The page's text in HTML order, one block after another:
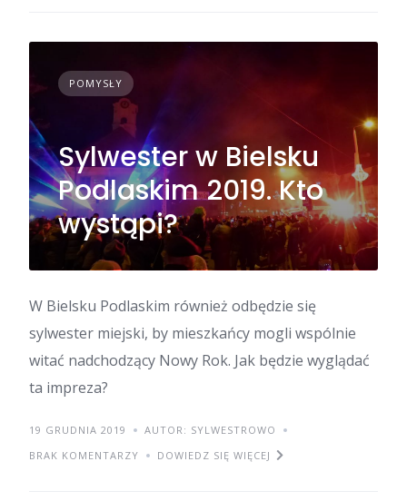
POMYSŁY
Sylwester w Bielsku
Podlaskim 2019. Kto
wystąpi?
W Bielsku Podlaskim również odbędzie się
sylwester miejski, by mieszkańcy mogli wspólnie
witać nadchodzący Nowy Rok. Jak będzie wyglądać
ta impreza?
19 GRUDNIA 2019
AUTOR: SYLWESTROWO
BRAK KOMENTARZY
DOWIEDZ SIĘ WIĘCEJ